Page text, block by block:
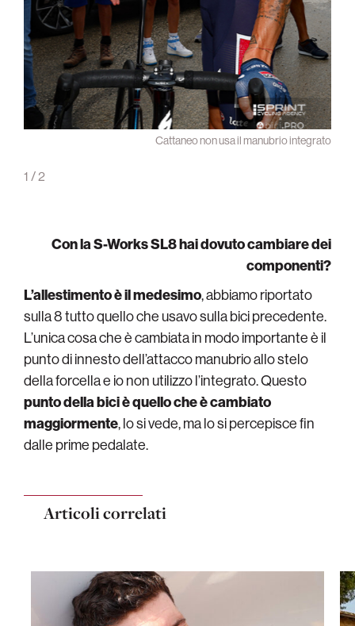
Cattaneo non usa il manubrio integrato
1 / 2
Con la S-Works SL8 hai dovuto cambiare dei
componenti?
L’allestimento è il medesimo, abbiamo riportato
sulla 8 tutto quello che usavo sulla bici precedente.
L’unica cosa che è cambiata in modo importante è il
punto di innesto dell’attacco manubrio allo stelo
della forcella e io non utilizzo l’integrato. Questo
punto della bici è quello che è cambiato
maggiormente, lo si vede, ma lo si percepisce fin
dalle prime pedalate.
Articoli correlati